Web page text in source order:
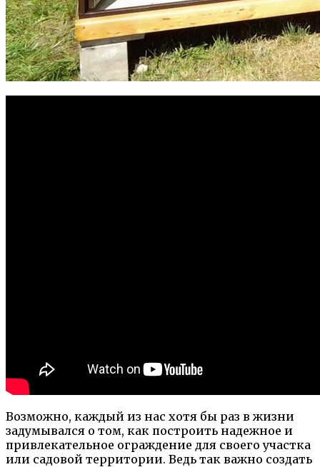
Возможно, каждый из нас хотя бы раз в жизни
задумывался о том, как построить надежное и
привлекательное ограждение для своего участка
или садовой территории. Ведь так важно создать